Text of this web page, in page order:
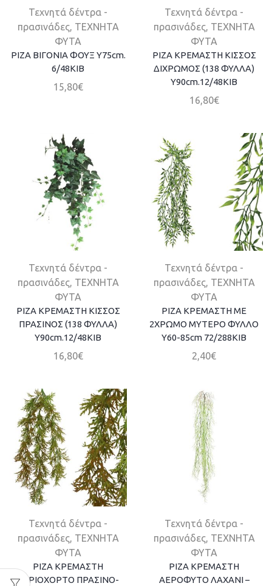
Τεχνητά δέντρα -
πρασινάδες, ΤΕΧΝΗΤΑ
ΦΥΤΑ
ΡΙΖΑ ΒΙΓΟΝΙΑ ΦΟΥΞ Y75cm.
6/48ΚΙΒ
15,80€
Τεχνητά δέντρα -
πρασινάδες, ΤΕΧΝΗΤΑ
ΦΥΤΑ
ΡΙΖΑ ΚΡEΜΑΣΤΗ ΚΙΣΣΟΣ
ΔΙΧΡΩΜΟΣ (138 ΦΥΛΛΑ)
Y90cm.12/48ΚΙΒ
16,80€
Τεχνητά δέντρα -
πρασινάδες, ΤΕΧΝΗΤΑ
ΦΥΤΑ
ΡΙΖΑ ΚΡEΜΑΣΤΗ ΚΙΣΣΟΣ
ΠΡΑΣΙΝΟΣ (138 ΦΥΛΛΑ)
Y90cm.12/48ΚΙΒ
16,80€
Τεχνητά δέντρα -
πρασινάδες, ΤΕΧΝΗΤΑ
ΦΥΤΑ
ΡΙΖΑ ΚΡΕΜΑΣΤΗ ME
2ΧΡΩΜΟ ΜΥΤΕΡΟ ΦΥΛΛΟ
Y60-85cm 72/288ΚΙΒ
2,40€
Τεχνητά δέντρα -
πρασινάδες, ΤΕΧΝΗΤΑ
ΦΥΤΑ
ΡΙΖΑ ΚΡΕΜΑΣΤΗ
ΑΓΡΙΟΧΟΡΤΟ ΠΡΑΣΙΝΟ-
Τεχνητά δέντρα -
πρασινάδες, ΤΕΧΝΗΤΑ
ΦΥΤΑ
ΡΙΖΑ ΚΡΕΜΑΣΤΗ
ΑΕΡΟΦΥΤΟ ΛΑΧΑΝΙ –